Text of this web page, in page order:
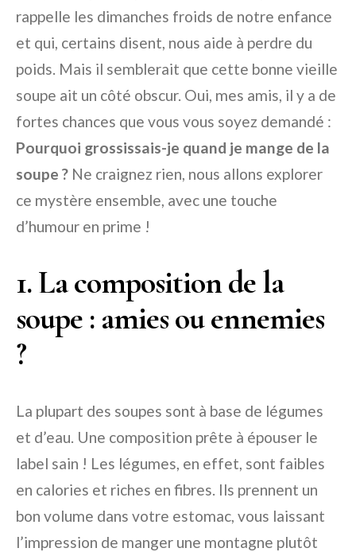
rappelle les dimanches froids de notre enfance
et qui, certains disent, nous aide à perdre du
poids. Mais il semblerait que cette bonne vieille
soupe ait un côté obscur. Oui, mes amis, il y a de
fortes chances que vous vous soyez demandé :
Pourquoi grossissais-je quand je mange de la
soupe ? Ne craignez rien, nous allons explorer
ce mystère ensemble, avec une touche
d’humour en prime !
1. La composition de la
soupe : amies ou ennemies
?
La plupart des soupes sont à base de légumes
et d’eau. Une composition prête à épouser le
label sain ! Les légumes, en effet, sont faibles
en calories et riches en fibres. Ils prennent un
bon volume dans votre estomac, vous laissant
l’impression de manger une montagne plutôt